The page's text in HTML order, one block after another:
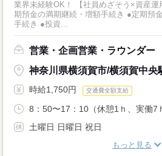
業界未経験OK！ 【社員めざそう×資産運用
期預金の満期継続・増額手続き ●定期預
手続き ●投資...
営業・企画営業・ラウンダー
神奈川県横須賀市/横須賀中央
時給1,750円 交通費全額支給
8：50〜17：10（休憩1ｈ、実働7
土曜日 日曜日 祝日
もっと見る